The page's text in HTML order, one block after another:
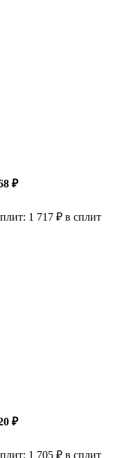
₽
1 717 ₽ в сплит
₽
1 705 ₽ в сплит